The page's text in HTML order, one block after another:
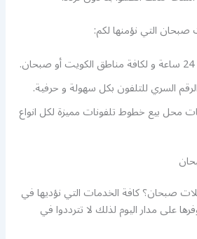
التي نؤمنها لكم:
السري للتلفون بكل سهولة و حرفية.
محل بيع خطوط تلفونات مميزة لكل انواع
صبحان؟ كافة الخدمات التي نؤديها في
على مدار اليوم لذلك لا تترددوا في